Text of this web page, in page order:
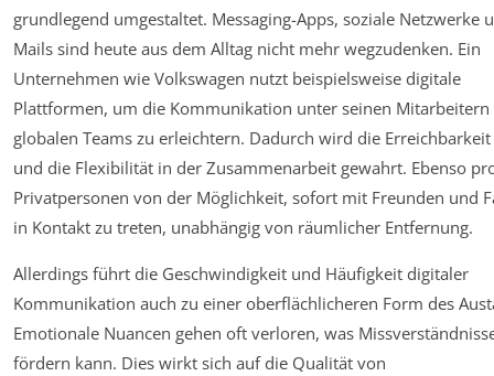
grundlegend umgestaltet. Messaging-Apps, soziale Netzwerke
Mails sind heute aus dem Alltag nicht mehr wegzudenken. Ein
Unternehmen wie Volkswagen nutzt beispielsweise digitale
Plattformen, um die Kommunikation unter seinen Mitarbeitern
globalen Teams zu erleichtern. Dadurch wird die
und die Flexibilität in der Zusammenarbeit gewahrt. Ebenso
Privatpersonen von der Möglichkeit, sofort mit Freunden und
in Kontakt zu treten, unabhängig von räumlicher Entfernung.
Allerdings führt die Geschwindigkeit und Häufigkeit digitaler
Kommunikation auch zu einer oberflächlicheren Form des
Emotionale Nuancen gehen oft verloren, was
fördern kann. Dies wirkt sich auf die Qualität von